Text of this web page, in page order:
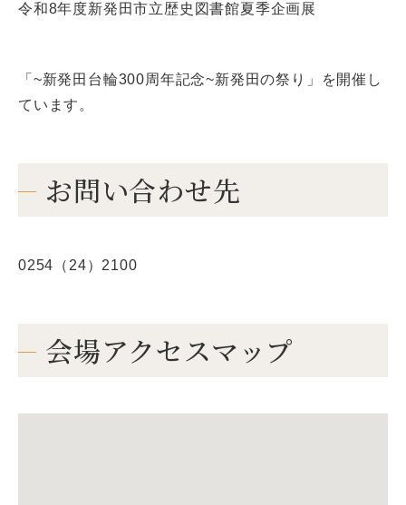
令和8年度新発田市立歴史図書館夏季企画展
「~新発田台輪300周年記念~新発田の祭り」を開催し
ています。
お問い合わせ先
0254（24）2100
会場アクセスマップ